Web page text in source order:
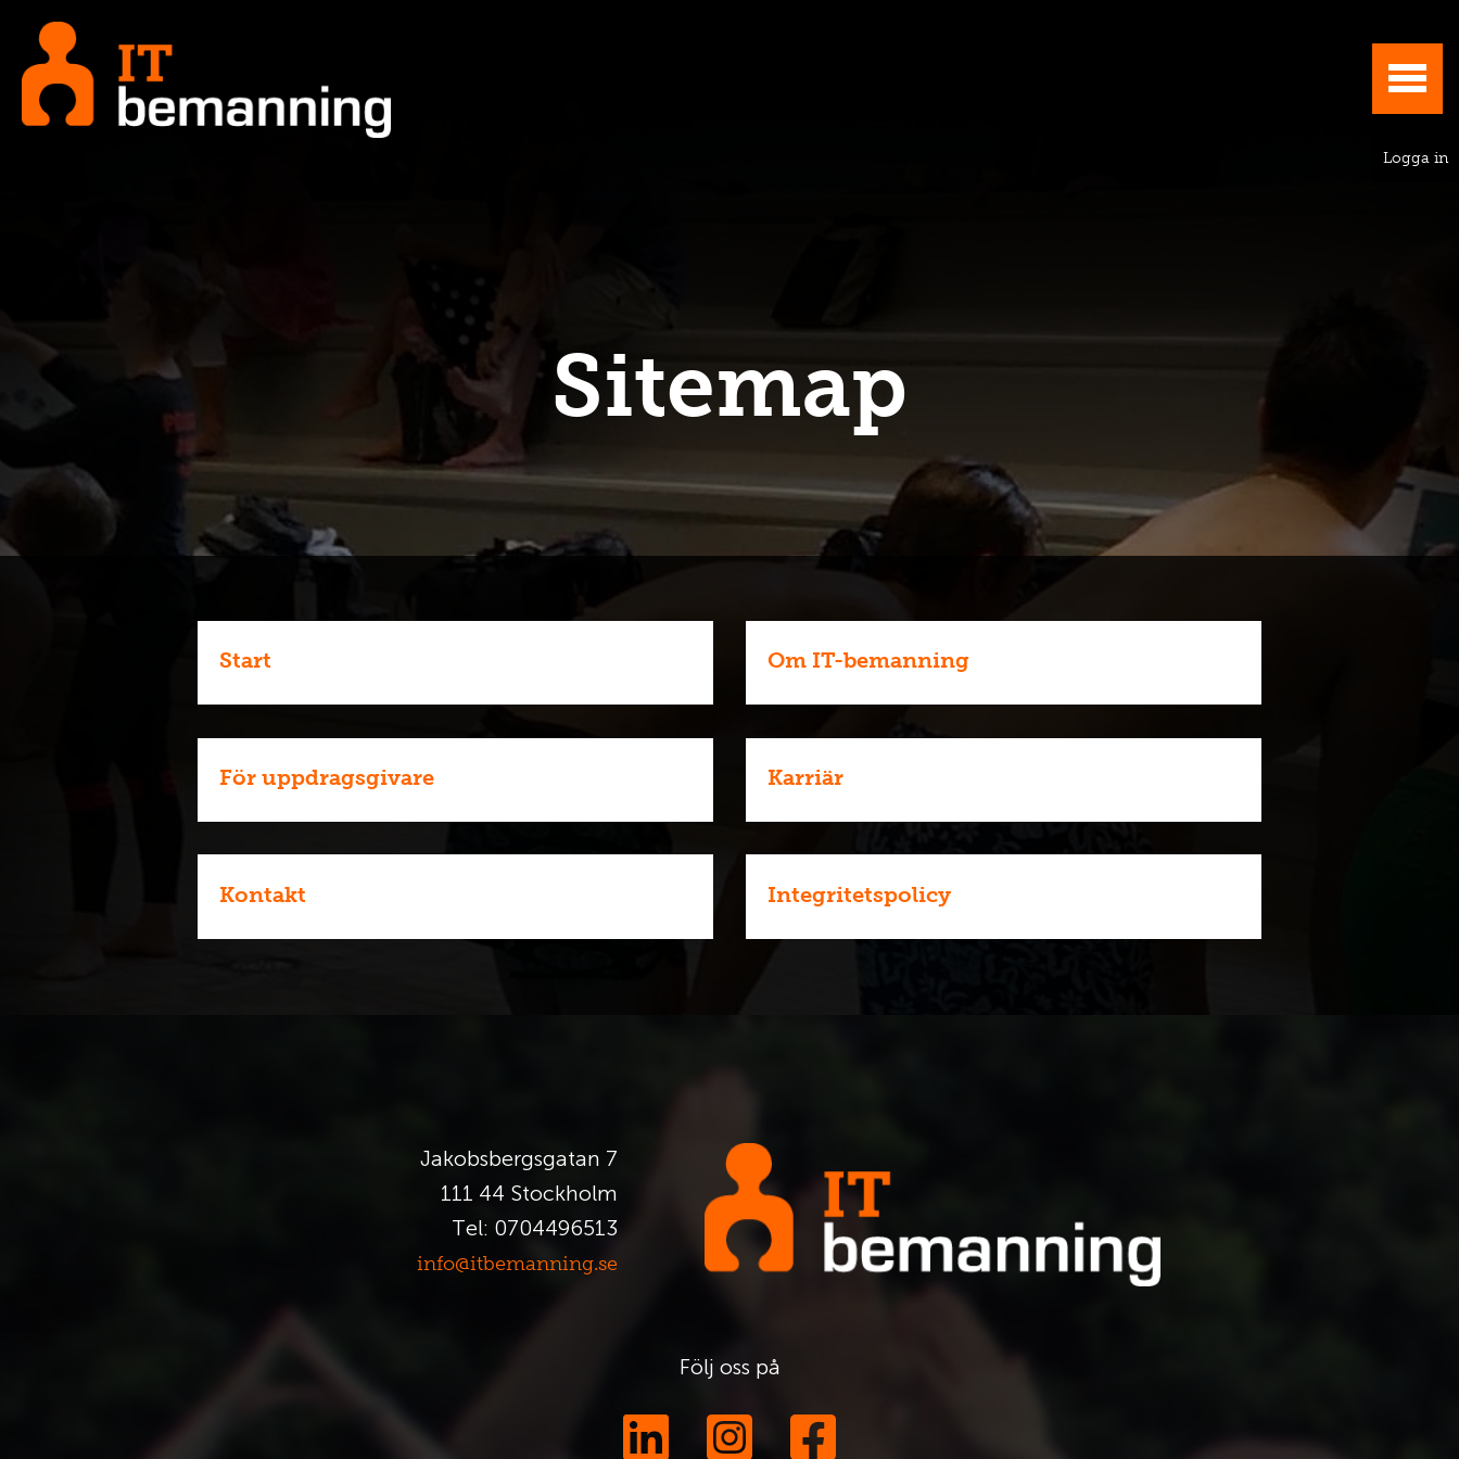
Logga in
Sitemap
Start Om IT-bemanning
För uppdragsgivare Karriär
Kontakt Integritetspolicy
Jakobsbergsgatan 7
111 44 Stockholm
Tel: 0704496513
info@itbemanning.se
Följ oss på